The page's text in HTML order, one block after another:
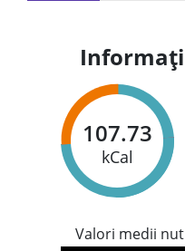
107.73
kCal
Valori medii